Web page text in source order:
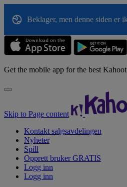
Beklager, men denne siden er
Get the mobile app for the best
Skip to Page content
Kontakt salgsavdelingen
Nyheter
Spill
Opprett bruker GRATIS
Logg inn
Logg inn